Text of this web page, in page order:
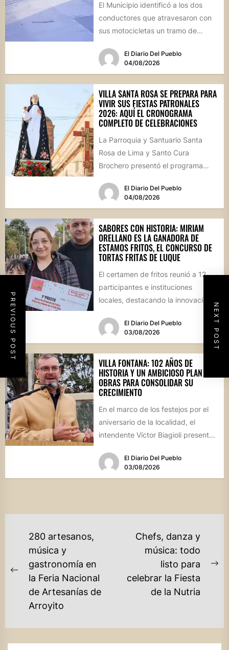
PREVIOUS POST NEXT POST
El Municipio identificó a los dos
conductores que atravesaron con
sus motocicletas un tramo de
calle...
El Diario Del Pueblo
04/08/2026
VILLA SANTA ROSA SE PREPARA PARA
VIVIR SUS FIESTAS PATRONALES
2026: AQUÍ EL CRONOGRAMA
COMPLETO DE CELEBRACIONES
La Parroquia y Santuario Santa
Rosa de Lima y Santo Cura
Brochero presentó el programa
El Diario Del Pueblo
04/08/2026
SABORES CON HISTORIA: MIRIAM
ORELLANO ES LA GANADORA DE
ESTAMOS FRITOS, EL CONCURSO DE
TORTAS FRITAS DE LUQUE
El certamen de fritos reunió a 12
participantes e instituciones
locales, destacando la innovación
culinaria y el profundo arraigo de...
El Diario Del Pueblo
03/08/2026
VILLA FONTANA: 102 AÑOS DE
HISTORIA Y UN AMBICIOSO PLAN DE
OBRAS PARA CONSOLIDAR SU
CRECIMIENTO
En el marco de los festejos por el
aniversario de la localidad, el
intendente Víctor Biagioli presentó
El Diario Del Pueblo
03/08/2026
NAVEGACIÓN
ENTRADAS
Previous
post:
280 artesanos,
música y
gastronomía en
la Feria Nacional
de Artesanías de
Arroyito
Chefs, danza y
música: todo
listo para
celebrar la Fiesta
de la Nutria